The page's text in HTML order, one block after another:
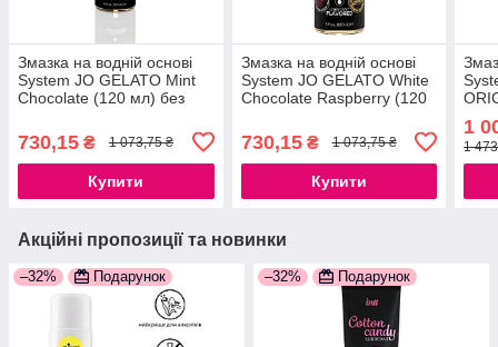
Змазка на водній основі
System JO GELATO Mint
Chocolate (120 мл) без
777Store.com.ua
730,15 ₴ 1 073,75 ₴
Купити
Змазка на водній основі
System JO GELATO White
Chocolate Raspberry (120
777Store.com.ua
730,15₴ 1 073,75 ₴
Купити
1
1
Акційні пропозиції та новинки
–32% Подарунок –32% Подарунок